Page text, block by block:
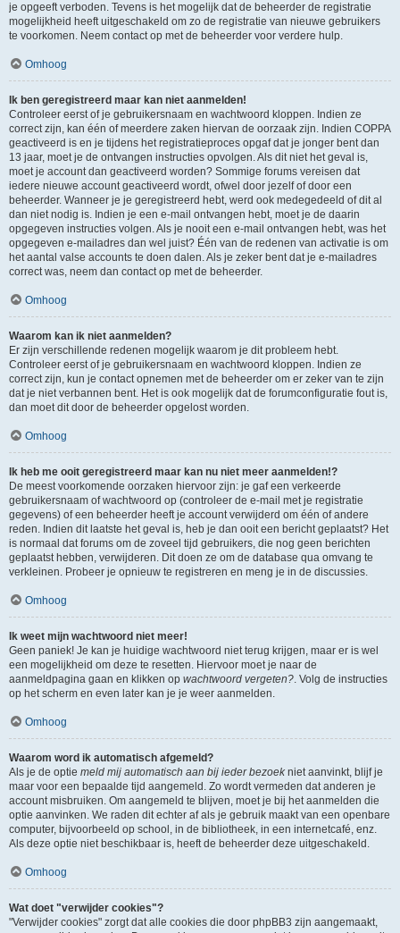
je opgeeft verboden. Tevens is het mogelijk dat de beheerder de registratie
mogelijkheid heeft uitgeschakeld om zo de registratie van nieuwe gebruikers
te voorkomen. Neem contact op met de beheerder voor verdere hulp.
Omhoog
Ik ben geregistreerd maar kan niet aanmelden!
Controleer eerst of je gebruikersnaam en wachtwoord kloppen. Indien ze
correct zijn, kan één of meerdere zaken hiervan de oorzaak zijn. Indien COPPA
geactiveerd is en je tijdens het registratieproces opgaf dat je jonger bent dan
13 jaar, moet je de ontvangen instructies opvolgen. Als dit niet het geval is,
moet je account dan geactiveerd worden? Sommige forums vereisen dat
iedere nieuwe account geactiveerd wordt, ofwel door jezelf of door een
beheerder. Wanneer je je geregistreerd hebt, werd ook medegedeeld of dit al
dan niet nodig is. Indien je een e-mail ontvangen hebt, moet je de daarin
opgegeven instructies volgen. Als je nooit een e-mail ontvangen hebt, was het
opgegeven e-mailadres dan wel juist? Één van de redenen van activatie is om
het aantal valse accounts te doen dalen. Als je zeker bent dat je e-mailadres
correct was, neem dan contact op met de beheerder.
Omhoog
Waarom kan ik niet aanmelden?
Er zijn verschillende redenen mogelijk waarom je dit probleem hebt.
Controleer eerst of je gebruikersnaam en wachtwoord kloppen. Indien ze
correct zijn, kun je contact opnemen met de beheerder om er zeker van te zijn
dat je niet verbannen bent. Het is ook mogelijk dat de forumconfiguratie fout is,
dan moet dit door de beheerder opgelost worden.
Omhoog
Ik heb me ooit geregistreerd maar kan nu niet meer aanmelden!?
De meest voorkomende oorzaken hiervoor zijn: je gaf een verkeerde
gebruikersnaam of wachtwoord op (controleer de e-mail met je registratie
gegevens) of een beheerder heeft je account verwijderd om één of andere
reden. Indien dit laatste het geval is, heb je dan ooit een bericht geplaatst? Het
is normaal dat forums om de zoveel tijd gebruikers, die nog geen berichten
geplaatst hebben, verwijderen. Dit doen ze om de database qua omvang te
verkleinen. Probeer je opnieuw te registreren en meng je in de discussies.
Omhoog
Ik weet mijn wachtwoord niet meer!
Geen paniek! Je kan je huidige wachtwoord niet terug krijgen, maar er is wel
een mogelijkheid om deze te resetten. Hiervoor moet je naar de
aanmeldpagina gaan en klikken op wachtwoord vergeten?. Volg de instructies
op het scherm en even later kan je je weer aanmelden.
Omhoog
Waarom word ik automatisch afgemeld?
Als je de optie meld mij automatisch aan bij ieder bezoekniet aanvinkt, blijf je
maar voor een bepaalde tijd aangemeld. Zo wordt vermeden dat anderen je
account misbruiken. Om aangemeld te blijven, moet je bij het aanmelden die
optie aanvinken. We raden dit echter af als je gebruik maakt van een openbare
computer, bijvoorbeeld op school, in de bibliotheek, in een internetcafé, enz.
Als deze optie niet beschikbaar is, heeft de beheerder deze uitgeschakeld.
Omhoog
Wat doet "verwijder cookies"?
"Verwijder cookies" zorgt dat alle cookies die door phpBB3 zijn aangemaakt,